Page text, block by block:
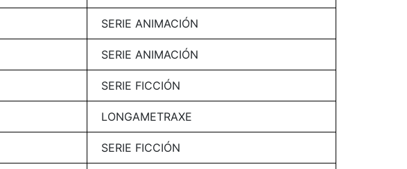
SERIE ANIMACIÓN
SERIE ANIMACIÓN
SERIE FICCIÓN
LONGAMETRAXE
SERIE FICCIÓN